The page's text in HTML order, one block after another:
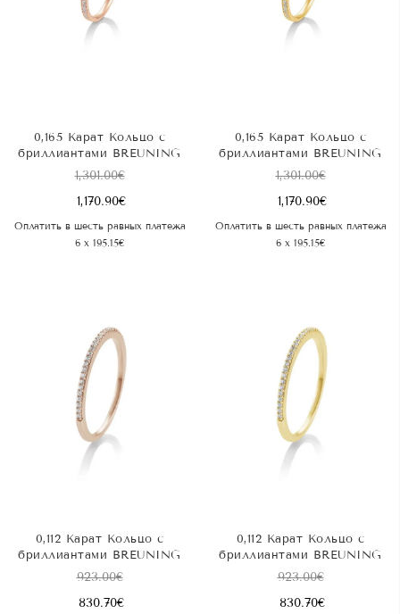
0,165 Карат Kольцо с
бриллиантами BREUNING
1,301.00€
1,170.90€
Оплатить в шесть равных платежа
6 x 195.15€
0,165 Карат Kольцо с
бриллиантами BREUNING
1,301.00€
1,170.90€
Оплатить в шесть равных платежа
6 x 195.15€
0,112 Карат Kольцо с
бриллиантами BREUNING
923.00€
830.70€
0,112 Карат Kольцо с
бриллиантами BREUNING
923.00€
830.70€